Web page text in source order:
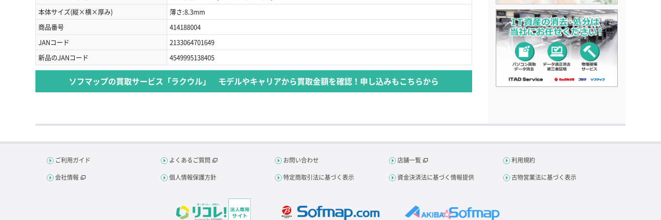
本体サイズ(縦×横×厚み)
薄さ:8.3mm
商品番号
414188004
JANコード
2133064701649
新品のJANコード
4549995138405
ソフマップの買取サービス「ラクウル」 モデルやキャリアから買取金額を確認！申し込みもこちらから
ご利用ガイド よくあるご質問 お問い合わせ 店舗一覧
利用規約
会社情報
個人情報保護方針 特定商取引法に基づく表示 資金決済法に基づく情報提供 古物営業法に基づく表示